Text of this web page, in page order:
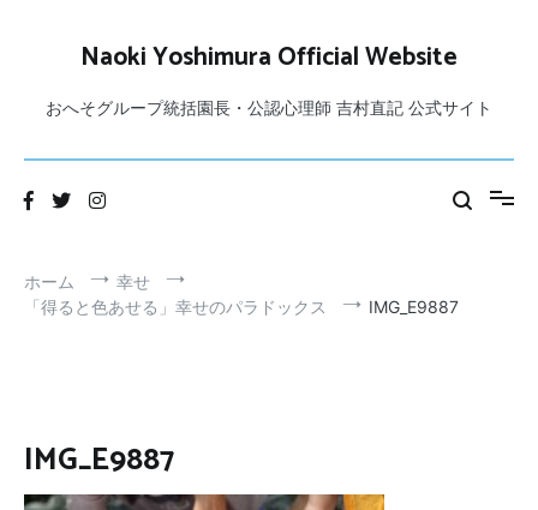
Naoki Yoshimura Official Website
おへそグループ統括園長・公認心理師 吉村直記 公式サイト
ホーム
幸せ
「得ると色あせる」幸せのパラドックス
IMG_E9887
IMG_E9887